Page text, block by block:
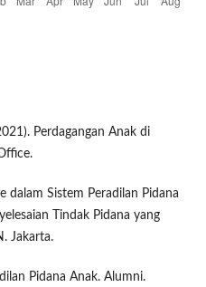
Perdagangan Anak di
dalam Sistem Peradilan Pidana
Tindak Pidana yang
Jakarta.
Pidana Anak. Alumni.